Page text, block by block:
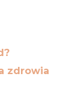
zdrowia